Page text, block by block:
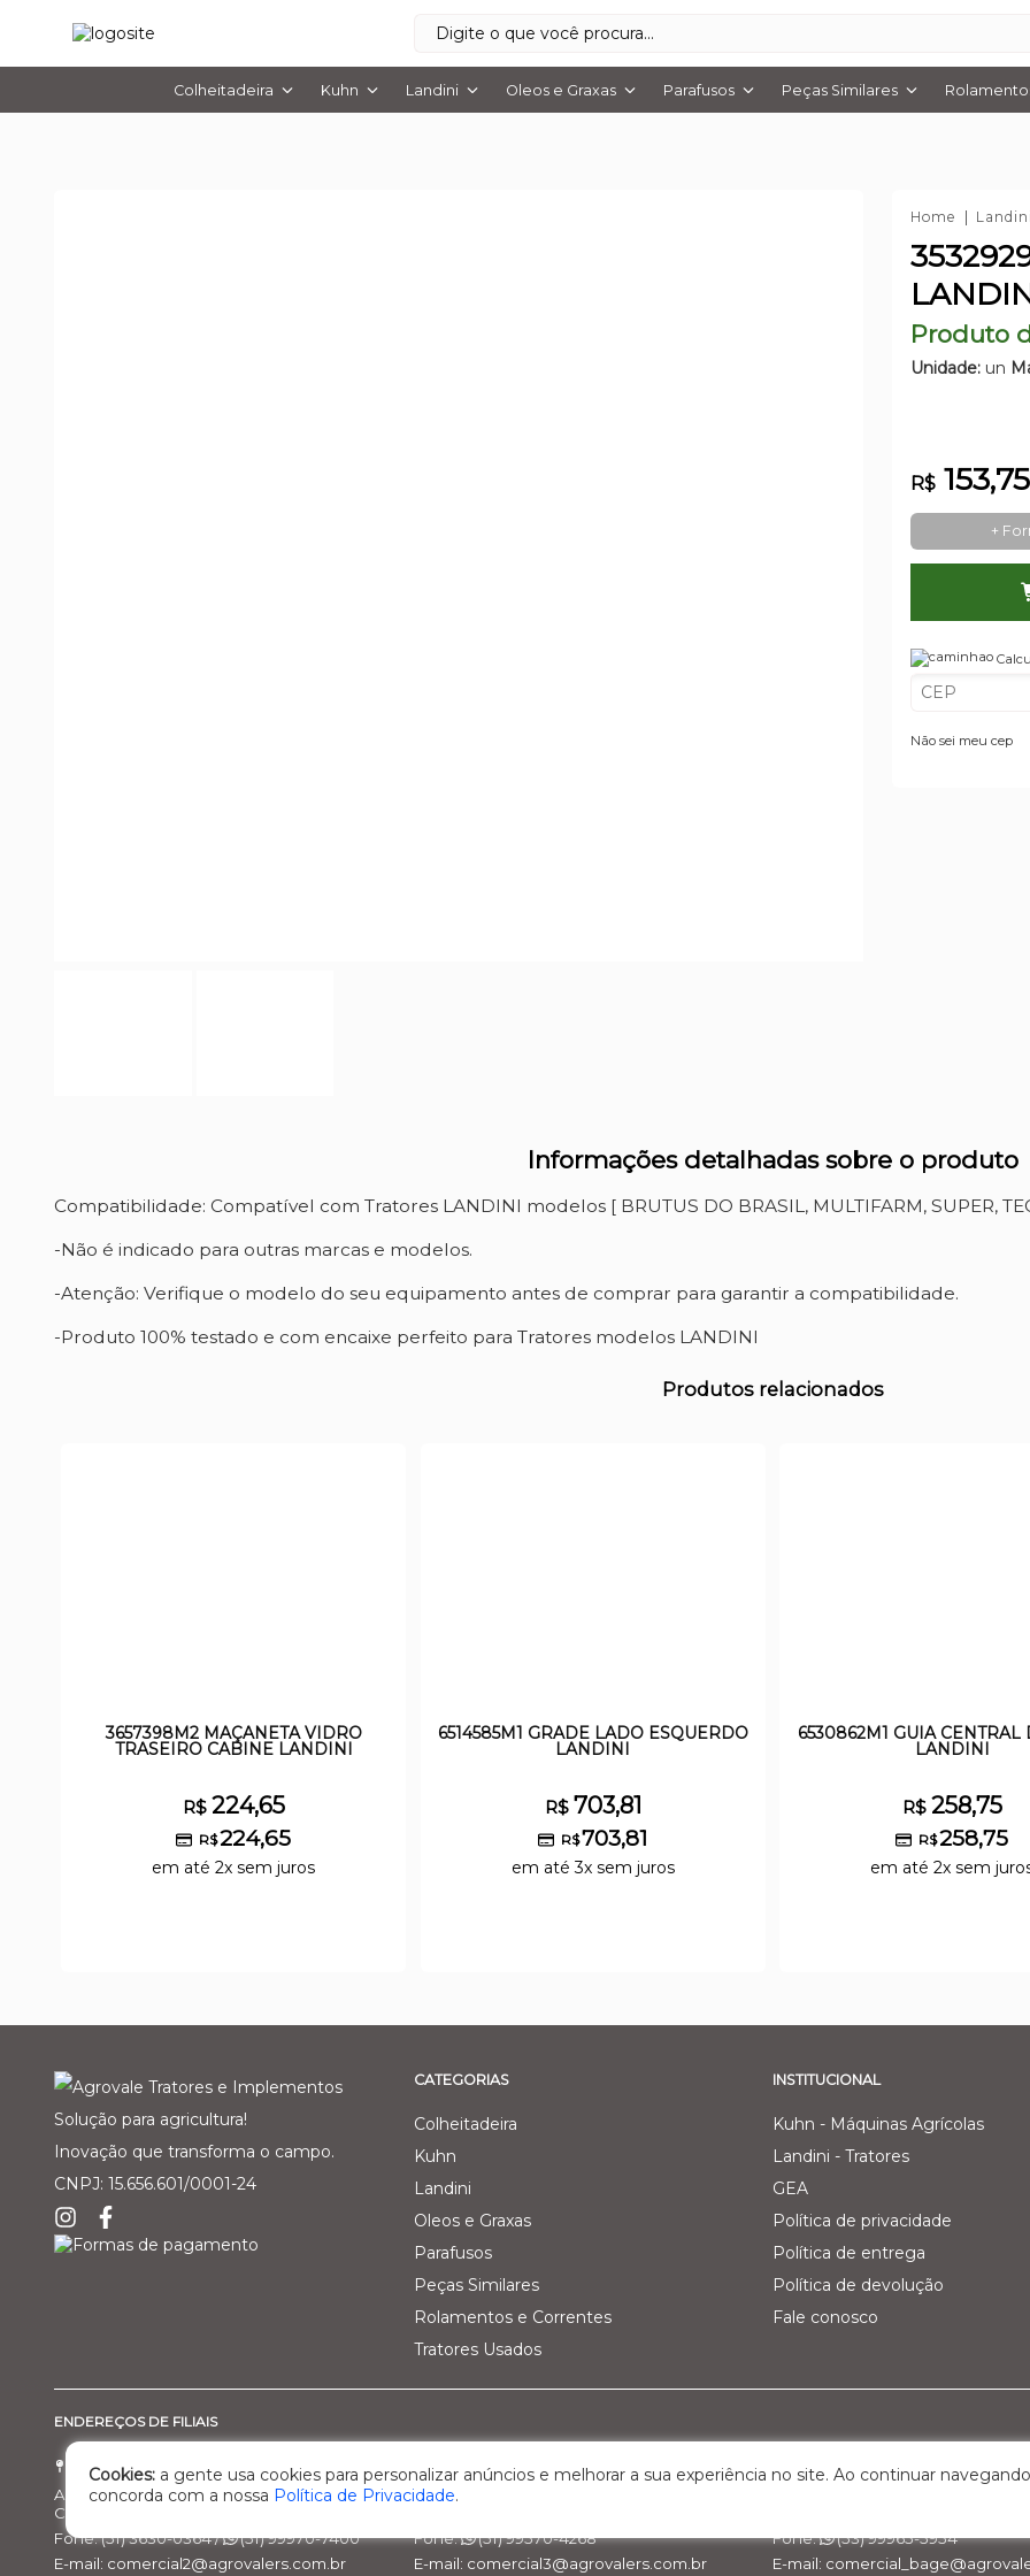
Colheitadeira Kuhn Landini Oleos e Graxas Parafusos Peças Similares
Home Landini
Produto
Unidade: un
R$ 153,75
+
Não sei meu cep
Informações detalhadas sobre o produto
Compatibilidade: Compatível com Tratores LANDINI modelos [ BRUTUS DO BRASIL, MULTIFARM, SUPER,
-Não é indicado para outras marcas e modelos.
-Atenção: Verifique o modelo do seu equipamento antes de comprar para garantir a compatibilidade.
-Produto 100% testado e com encaixe perfeito para Tratores modelos LANDINI
Produtos relacionados
3657398M2 MAÇANETA VIDRO
TRASEIRO CABINE LANDINI
R$ 224,65
R$224,65
em até 2x sem juros
6514585M1 GRADE LADO ESQUERDO
LANDINI
R$ 703,81
R$703,81
em até 3x sem juros
6530862M1 GUIA CENTRAL
LANDINI
R$ 258,75
R$258,75
em até 2x sem
Solução para agricultura!
Inovação que transforma o campo.
CNPJ: 15.656.601/0001-24
CATEGORIAS
Colheitadeira
Kuhn
Landini
Oleos e Graxas
Parafusos
Peças Similares
Rolamentos e Correntes
Tratores Usados
INSTITUCIONAL
Kuhn - Máquinas Agrícolas
Landini - Tratores
GEA
Política de privacidade
Política de entrega
Política de devolução
Fale conosco
ENDEREÇOS DE FILIAIS
Filial 01 - Agro Comercial dos Vale Ltda
Av. Marcelo Gama, 3470, bairro Santa Helena
Cachoeira do Sul/RS – Cep: 95.503-798
Fone: (51) 3630-0364 /
(51) 99970-7400
E-mail: comercial2@agrovalers.com.br
Filial 02 - Pecuária Leiteira - GEA
Rod. BR 470, Km 161, nº 5000 – Interior
Fone:
(51) 99570-4268
E-mail: comercial3@agrovalers.com.br
Filial 03 - Agro Comercial dos
Fone:
(53) 99965-5954
E-mail:
Cookies: a gente usa cookies para personalizar anúncios e melhorar a sua experiência no site. Ao continuar
concorda com a nossa Política de Privacidade.